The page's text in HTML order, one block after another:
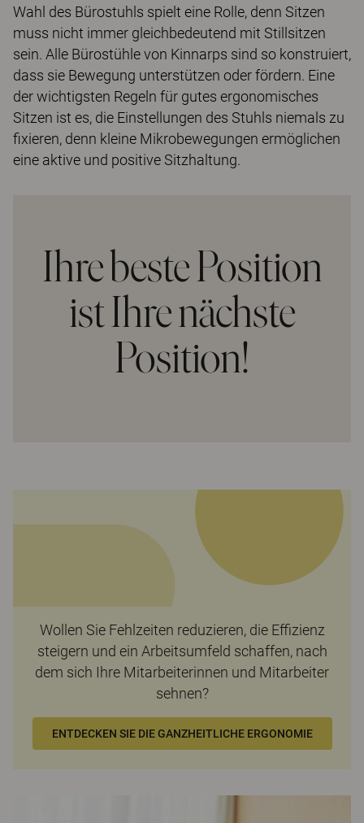
Wahl des Bürostuhls spielt eine Rolle, denn Sitzen
muss nicht immer gleichbedeutend mit Stillsitzen
sein. Alle Bürostühle von Kinnarps sind so konstruiert,
dass sie Bewegung unterstützen oder fördern. Eine
der wichtigsten Regeln für gutes ergonomisches
Sitzen ist es, die Einstellungen des Stuhls niemals zu
fixieren, denn kleine Mikrobewegungen ermöglichen
eine aktive und positive Sitzhaltung.
Ihre beste Position
ist Ihre nächste
Position!
Wollen Sie Fehlzeiten reduzieren, die Effizienz
steigern und ein Arbeitsumfeld schaffen, nach
dem sich Ihre Mitarbeiterinnen und Mitarbeiter
sehnen?
ENTDECKEN SIE DIE GANZHEITLICHE ERGONOMIE